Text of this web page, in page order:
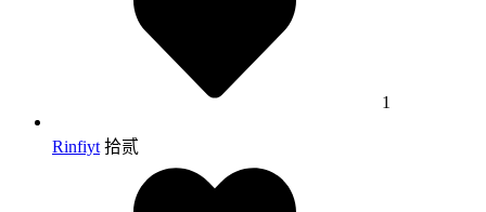
1
Rinfiyt 拾贰